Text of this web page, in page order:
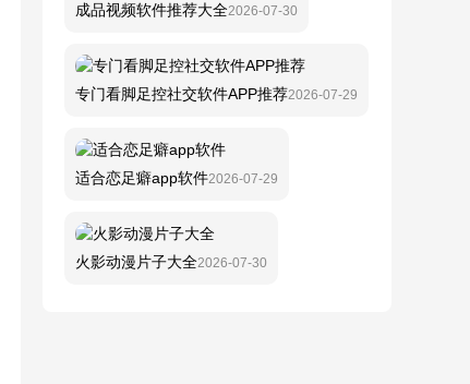
成品视频软件推荐大全2026-07-30
专门看脚足控社交软件APP推荐2026-07-29
适合恋足癖app软件2026-07-29
火影动漫片子大全2026-07-30